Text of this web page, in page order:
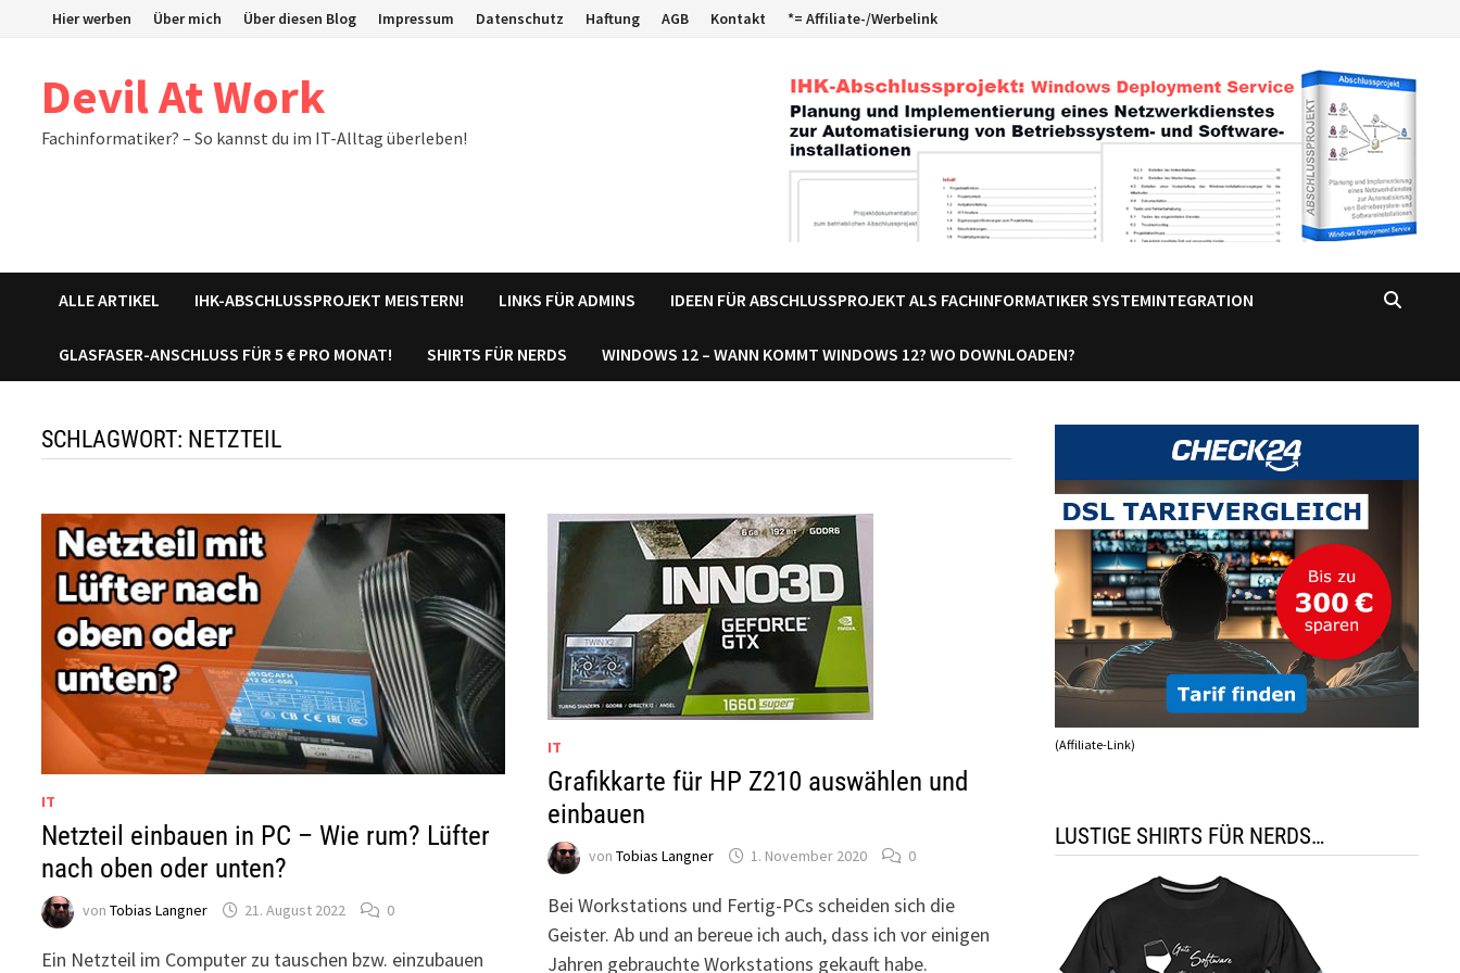
Hier werben Über mich Über diesen Blog Impressum Datenschutz Haftung AGB Kontakt *= Affiliate-/Werbelink
Devil At Work
Fachinformatiker? – So kannst du im IT-Alltag überleben!
ALLE ARTIKEL IHK-ABSCHLUSSPROJEKT MEISTERN! LINKS FÜR ADMINS IDEEN FÜR ABSCHLUSSPROJEKT ALS FACHINFORMATIKER SYSTEMINTEGRATION
GLASFASER-ANSCHLUSS FÜR 5 € PRO MONAT! SHIRTS FÜR NERDS WINDOWS 12 – WANN KOMMT WINDOWS 12? WO DOWNLOADEN?
SCHLAGWORT: NETZTEIL
IT
Netzteil einbauen in PC – Wie rum? Lüfter
nach oben oder unten?
vonTobias Langner 21. August 2022 0
Ein Netzteil im Computer zu tauschen bzw. einzubauen
IT
Grafikkarte für HP Z210 auswählen und
einbauen
von Tobias Langner 1. November 2020 0
Bei Workstations und Fertig-PCs scheiden sich die
Geister. Ab und an bereue ich auch, dass ich vor einigen
Jahren gebrauchte Workstations gekauft habe.
(Affiliate-Link)
LUSTIGE SHIRTS FÜR NERDS…